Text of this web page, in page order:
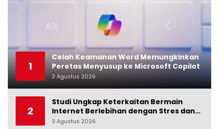
1
Celah Keamanan Word Memungkinkan
Peretas Menyusup ke Microsoft Copilot
2 Agustus 2026
2
Studi Ungkap Keterkaitan Bermain
Internet Berlebihan dengan Stres dan
Suasana Hati
3 Agustus 2026